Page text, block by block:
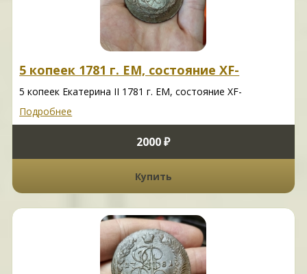
5 копеек 1781 г. ЕМ, состояние XF-
5 копеек Екатерина II 1781 г. ЕМ, состояние XF-
Подробнее
2000 ₽
Купить